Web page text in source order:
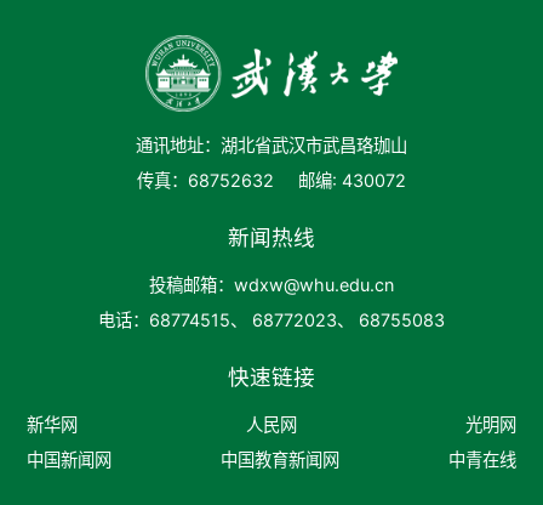
通讯地址：湖北省武汉市武昌珞珈山
传真：68752632
邮编: 430072
新闻热线
投稿邮箱：wdxw@whu.edu.cn
电话：68774515、 68772023、 68755083
快速链接
新华网 人民网
光明网
中国新闻网
中国教育新闻网 中青在线